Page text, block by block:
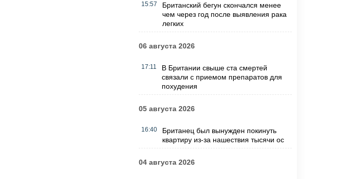
15:57
Британский бегун скончался менее
чем через год после выявления рака
легких
06 августа 2026
17:11
В Британии свыше ста смертей
связали с приемом препаратов для
похудения
05 августа 2026
16:40
Британец был вынужден покинуть
квартиру из-за нашествия тысячи ос
04 августа 2026